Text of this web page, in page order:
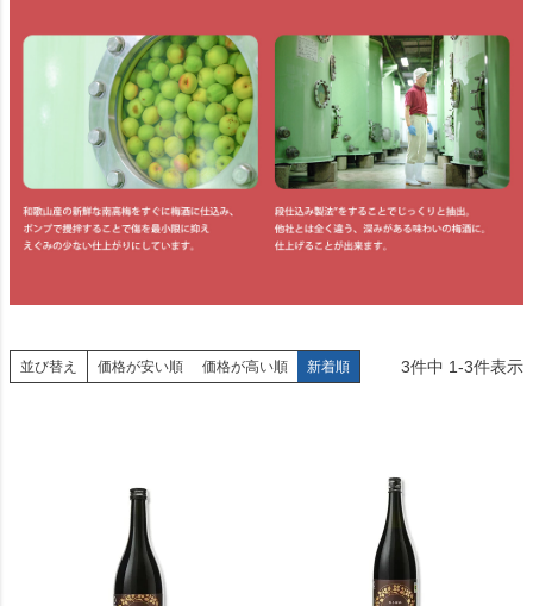
並び替え 価格が安い順 価格が高い順 新着順 3件中 1-3件表示